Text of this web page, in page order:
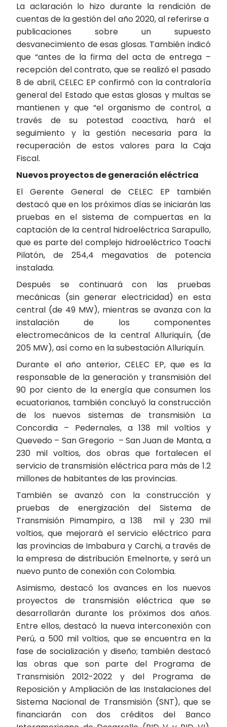
La aclaración lo hizo durante la rendición de
cuentas de la gestión del año 2020, al referirse a
publicaciones sobre un supuesto
desvanecimiento de esas glosas. También indicó
que “antes de la firma del acta de entrega –
recepción del contrato, que se realizó el pasado
8 de abril, CELEC EP confirmó con la contraloría
general del Estado que estas glosas y multas se
mantienen y que “el organismo de control, a
través de su potestad coactiva, hará el
seguimiento y la gestión necesaria para la
recuperación de estos valores para la Caja
Fiscal.
Nuevos proyectos de generación eléctrica
El Gerente General de CELEC EP también
destacó que en los próximos días se iniciarán las
pruebas en el sistema de compuertas en la
captación de la central hidroeléctrica Sarapullo,
que es parte del complejo hidroeléctrico Toachi
Pilatón, de 254,4 megavatios de potencia
instalada.
Después se continuará con las pruebas
mecánicas (sin generar electricidad) en esta
central (de 49 MW), mientras se avanza con la
instalación de los componentes
electromecánicos de la central Alluriquín, (de
205 MW), así como en la subestación Alluriquín.
Durante el año anterior, CELEC EP, que es la
responsable de la generación y transmisión del
90 por ciento de la energía que consumen los
ecuatorianos, también concluyó la construcción
de los nuevos sistemas de transmisión La
Concordia – Pedernales, a 138 mil voltios y
Quevedo – San Gregorio – San Juan de Manta, a
230 mil voltios, dos obras que fortalecen el
servicio de transmisión eléctrica para más de 1.2
millones de habitantes de las provincias.
También se avanzó con la construcción y
pruebas de energización del Sistema de
Transmisión Pimampiro, a 138 mil y 230 mil
voltios, que mejorará el servicio eléctrico para
las provincias de Imbabura y Carchi, a través de
la empresa de distribución Emelnorte, y será un
nuevo punto de conexión con Colombia.
Asimismo, destacó los avances en los nuevos
proyectos de transmisión eléctrica que se
desarrollarán durante los próximos dos años.
Entre ellos, destacó la nueva interconexión con
Perú, a 500 mil voltios, que se encuentra en la
fase de socialización y diseño; también destacó
las obras que son parte del Programa de
Transmisión 2012-2022 y del Programa de
Reposición y Ampliación de las Instalaciones del
Sistema Nacional de Transmisión (SNT), que se
financiarán con dos créditos del Banco